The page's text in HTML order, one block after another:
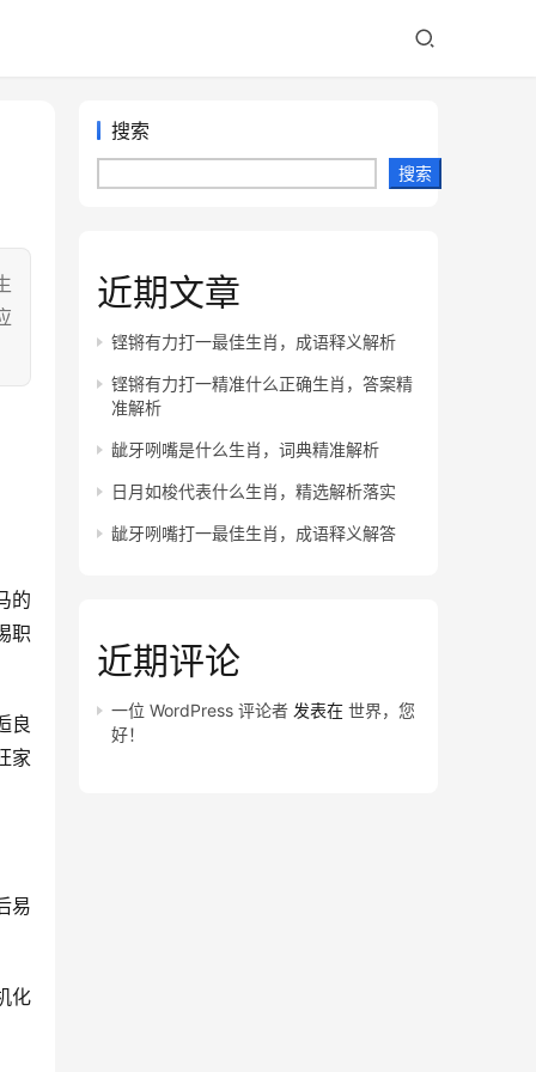
的
职
良
家
易
化
搜索
搜索
近期文章
铿锵有力打一最佳生肖，成语释义解析
铿锵有力打一精准什么正确生肖，答案精
准解析
龇牙咧嘴是什么生肖，词典精准解析
日月如梭代表什么生肖，精选解析落实
龇牙咧嘴打一最佳生肖，成语释义解答
近期评论
一位 WordPress 评论者 发表在 世界，您
好！